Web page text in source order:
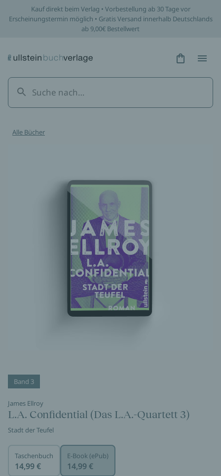
Kauf direkt beim Verlag • Vorbestellung ab 30 Tage vor
Erscheinungstermin möglich • Gratis Versand innerhalb Deutschlands
ab 9,00€ Bestellwert
Hidden
Alle Bücher
Band 3
James Ellroy
L.A. Confidential (Das L.A.-Quartett 3)
Stadt der Teufel
Taschenbuch
14,99 €
E-Book (ePub)
14,99 €